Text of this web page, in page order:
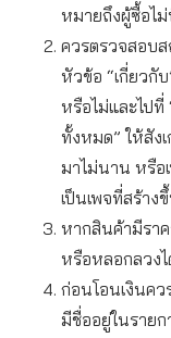
หมายถึงผู้ซื้อไ
ควรตรวจสอบส
หัวข้อ “เกี่ยวกั
หรือไม่และไปที่
ทั้งหมด” ให้สัง
มาไม่นาน หรือ
เป็นเพจที่สร้าง
หากสินค้ามีราค
หรือหลอกลวง
ก่อนโอนเงินค
มีชื่ออยู่ในราย